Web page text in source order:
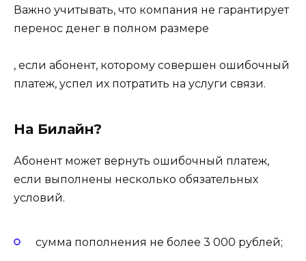
Важно учитывать, что компания не гарантирует
перенос денег в полном размере
, если абонент, которому совершен ошибочный
платеж, успел их потратить на услуги связи.
На Билайн?
Абонент может вернуть ошибочный платеж,
если выполнены несколько обязательных
условий.
сумма пополнения не более 3 000 рублей;